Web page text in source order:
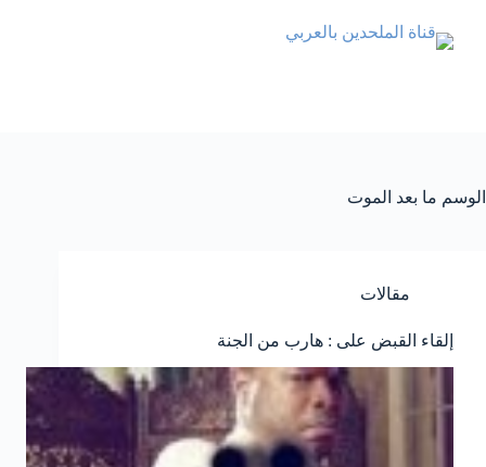
الوسم ما بعد الموت
مقالات
إلقاء القبض على : هارب من الجنة